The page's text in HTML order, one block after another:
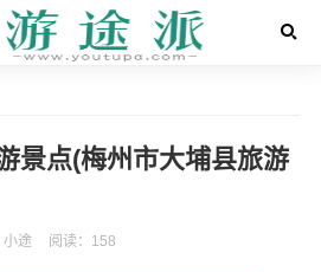
景点(梅州市大埔县旅游
小途 阅读：158